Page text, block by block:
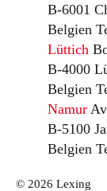
B-6001
Belgien
Lüttich
B-4000
Belgien
Namur
B-5100
Belgien
© 2026 Lexing